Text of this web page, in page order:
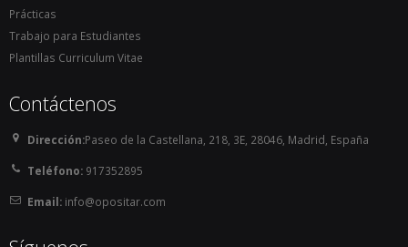
Prácticas
Trabajo para Estudiantes
Plantillas Curriculum Vitae
Contáctenos
Dirección:Paseo de la Castellana, 218, 3E, 28046, Madrid, España
Teléfono: 917352895
Email:info@opositar.com